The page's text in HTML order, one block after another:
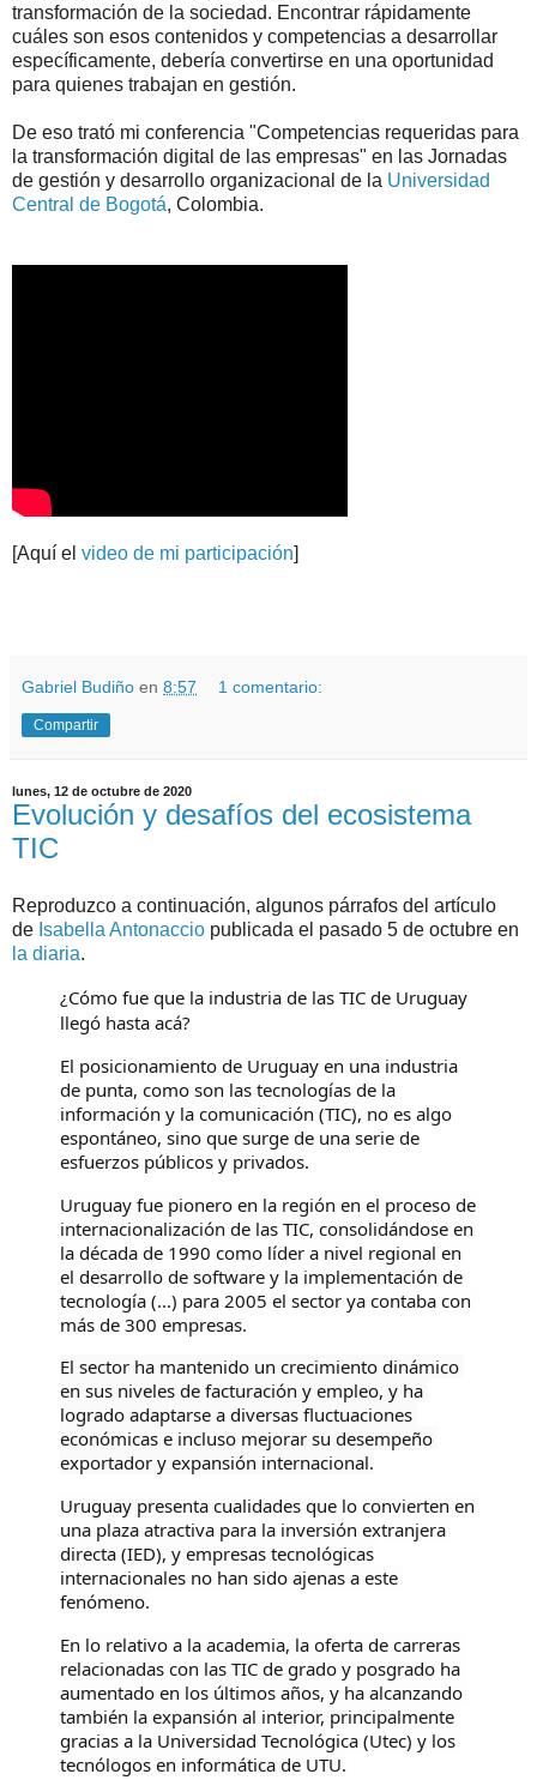
transformación de la sociedad. Encontrar rápidamente
cuáles son esos contenidos y competencias a desarrollar
específicamente, debería convertirse en una oportunidad
para quienes trabajan en gestión.
De eso trató mi conferencia "Competencias requeridas para
la transformación digital de las empresas" en las Jornadas
de gestión y desarrollo organizacional de la Universidad
Central de Bogotá, Colombia.
[Aquí el video de mi participación]
Gabriel Budiño en 8:57 1 comentario:
Compartir
lunes, 12 de octubre de 2020
Evolución y desafíos del ecosistema
TIC
Reproduzco a continuación, algunos párrafos del artículo
de Isabella Antonaccio publicada el pasado 5 de octubre en
la diaria.
¿Cómo fue que la industria de las TIC de Uruguay
llegó hasta acá?
El posicionamiento de Uruguay en una industria
de punta, como son las tecnologías de la
información y la comunicación (TIC), no es algo
espontáneo, sino que surge de una serie de
esfuerzos públicos y privados.
Uruguay fue pionero en la región en el proceso de
internacionalización de las TIC, consolidándose en
la década de 1990 como líder a nivel regional en
el desarrollo de software y la implementación de
tecnología (...) para 2005 el sector ya contaba con
más de 300 empresas.
El sector ha mantenido un crecimiento dinámico
en sus niveles de facturación y empleo, y ha
logrado adaptarse a diversas fluctuaciones
económicas e incluso mejorar su desempeño
exportador y expansión internacional.
Uruguay presenta cualidades que lo convierten en
una plaza atractiva para la inversión extranjera
directa (IED), y empresas tecnológicas
internacionales no han sido ajenas a este
fenómeno.
En lo relativo a la academia, la oferta de carreras
relacionadas con las TIC de grado y posgrado ha
aumentado en los últimos años, y ha alcanzando
también la expansión al interior, principalmente
gracias a la Universidad Tecnológica (Utec) y los
tecnólogos en informática de UTU.